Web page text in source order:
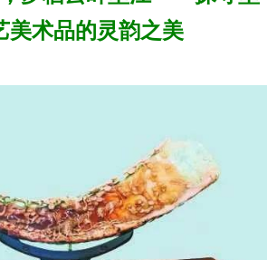
美术品的灵韵之美